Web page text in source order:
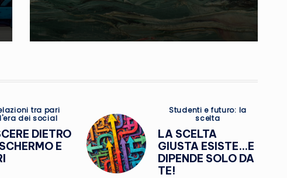
tra pari
dei social
DIETRO
E
Posted
Studenti e futuro: la
scelta
LA SCELTA
GIUSTA ESISTE…E
DIPENDE SOLO DA
TE!